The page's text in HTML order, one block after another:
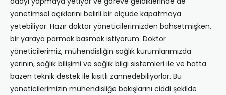
yönetimsel açıklarını belirli bir ölçüde kapatmaya
yetebiliyor. Hazır doktor yöneticilerimizden bahsetmişken,
bir yaraya parmak basmak istiyorum. Doktor
yöneticilerimiz, mühendisliğin sağlık kurumlarımızda
yerinin, sağlık bilişimi ve sağlık bilgi sistemleri ile ve hatta
bazen teknik destek ile kısıtlı zannedebiliyorlar. Bu
yöneticilerimizin mühendisliğe bakışlarını ciddi şekilde